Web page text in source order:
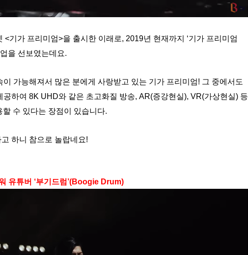
기가 프리미엄>을 출시한 이래로, 2019년 현재까지 ‘기가 프리미엄
을 선보였는데요.
가능해져서 많은 분에게 사랑받고 있는 기가 프리미엄! 그 중에서도
하여 8K UHD와 같은 초고화질 방송, AR(증강현실), VR(가상현실) 등
수 있다는 장점이 있습니다.
하니 참으로 놀랍네요!
유튜버 ‘부기드럼’(Boogie Drum)